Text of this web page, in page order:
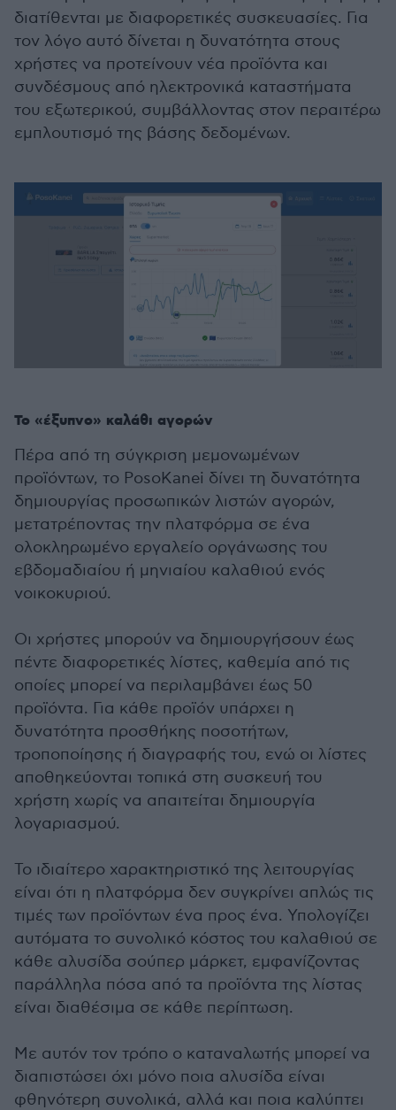
διατίθενται με διαφορετικές συσκευασίες. Για
τον λόγο αυτό δίνεται η δυνατότητα στους
χρήστες να προτείνουν νέα προϊόντα και
συνδέσμους από ηλεκτρονικά καταστήματα
του εξωτερικού, συμβάλλοντας στον περαιτέρω
εμπλουτισμό της βάσης δεδομένων.
Το «έξυπνο» καλάθι αγορών
Πέρα από τη σύγκριση μεμονωμένων
προϊόντων, το PosoKanei δίνει τη δυνατότητα
δημιουργίας προσωπικών λιστών αγορών,
μετατρέποντας την πλατφόρμα σε ένα
ολοκληρωμένο εργαλείο οργάνωσης του
εβδομαδιαίου ή μηνιαίου καλαθιού ενός
νοικοκυριού.
Οι χρήστες μπορούν να δημιουργήσουν έως
πέντε διαφορετικές λίστες, καθεμία από τις
οποίες μπορεί να περιλαμβάνει έως 50
προϊόντα. Για κάθε προϊόν υπάρχει η
δυνατότητα προσθήκης ποσοτήτων,
τροποποίησης ή διαγραφής του, ενώ οι λίστες
αποθηκεύονται τοπικά στη συσκευή του
χρήστη χωρίς να απαιτείται δημιουργία
λογαριασμού.
Το ιδιαίτερο χαρακτηριστικό της λειτουργίας
είναι ότι η πλατφόρμα δεν συγκρίνει απλώς τις
τιμές των προϊόντων ένα προς ένα. Υπολογίζει
αυτόματα το συνολικό κόστος του καλαθιού σε
κάθε αλυσίδα σούπερ μάρκετ, εμφανίζοντας
παράλληλα πόσα από τα προϊόντα της λίστας
είναι διαθέσιμα σε κάθε περίπτωση.
Με αυτόν τον τρόπο ο καταναλωτής μπορεί να
διαπιστώσει όχι μόνο ποια αλυσίδα είναι
φθηνότερη συνολικά, αλλά και ποια καλύπτει